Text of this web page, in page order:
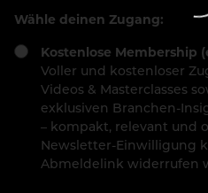
Wähle deinen Zugang:
Kostenlose Membership
Voller und kostenloser
Videos & Masterclasses
exklusiven Branchen-
– kompakt, relevant und
Newsletter-Einwilligung
Abmeldelink widerrufen